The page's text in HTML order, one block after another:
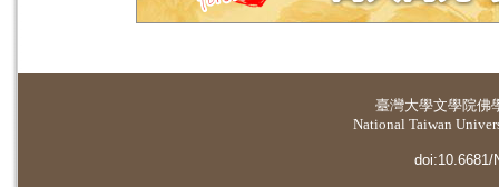
臺灣大學文學院佛
National Taiwan
doi:10.6681/